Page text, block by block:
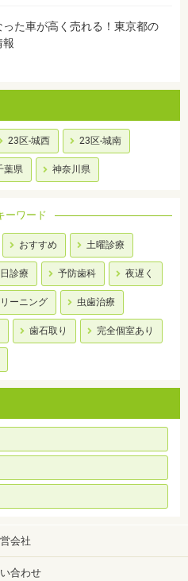
った車が高く売れる！東京都の
報
23区-城西 23区-城南
葉県 神奈川県
ーワード
おすすめ 土曜診療
診療 予防歯科 夜遅く
ーニング 虫歯治療
歯石取り 完全個室あり
会社
合わせ